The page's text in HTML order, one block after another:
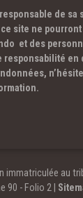
de sa
site ne
et des
en
immatriculée au
90 - Folio 2 |